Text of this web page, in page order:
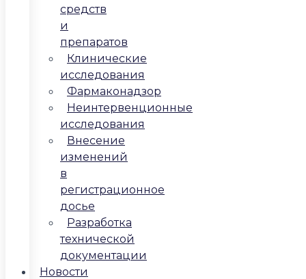
средств
и
препаратов
Клинические
исследования
Фармаконадзор
Неинтервенционные
исследования
Внесение
изменений
в
регистрационное
досье
Разработка
технической
документации
Новости